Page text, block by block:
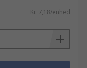
Kr. 7,18/enhed